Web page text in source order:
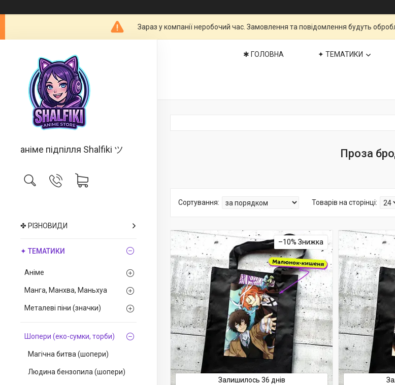
Зараз у компанії неробочий час. Замовлення та повідомлення будуть
аніме підпілля Shalfiki ツ
✤ РІЗНОВИДИ
✦ ТЕМАТИКИ
Аніме
Манга, Манхва, Маньхуа
Металеві піни (значки)
Шопери (еко-сумки, торби)
Магічна битва (шопери)
Людина бензопила (шопери)
✱ ГОЛОВНА ✦ ТЕМАТИКИ
Проза
–10%
Залишилось 36 днів